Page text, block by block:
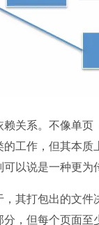
关系。不像单页
的工作，但其本
以说是一种更为
其打包出的文
，但每个页面至